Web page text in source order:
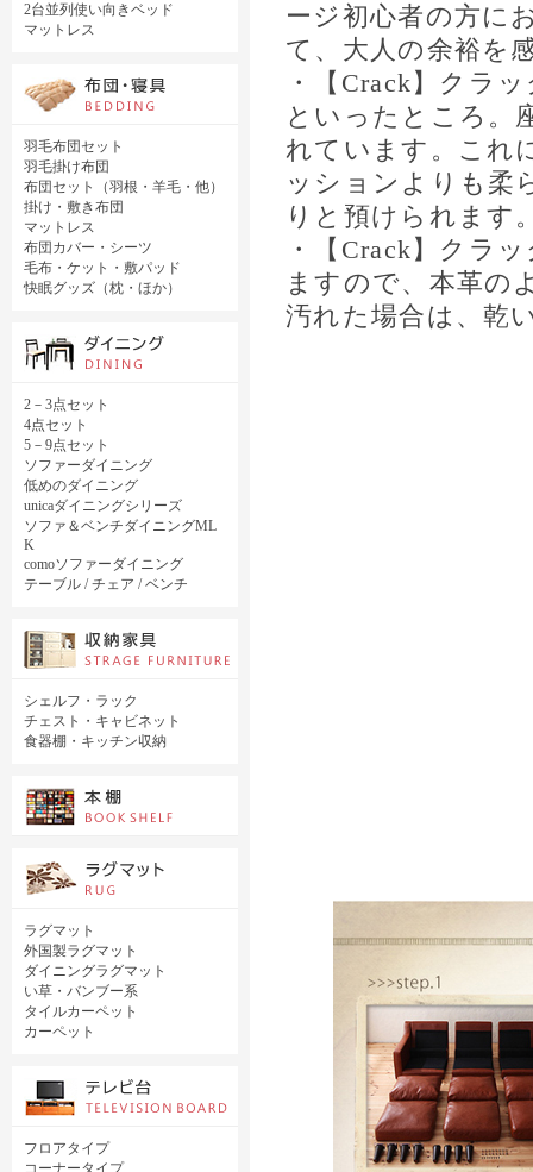
ージ初心者の方に
て、大人の余裕を
・【Crack】クラ
といったところ。
れています。これ
ッションよりも柔
りと預けられます
・【Crack】クラ
ますので、本革の
汚れた場合は、乾
2台並列使い向きベッド
マットレス
羽毛布団セット
羽毛掛け布団
布団セット（羽根・羊毛・他）
掛け・敷き布団
マットレス
布団カバー・シーツ
毛布・ケット・敷パッド
快眠グッズ（枕・ほか）
2－3点セット
4点セット
5－9点セット
ソファーダイニング
低めのダイニング
unicaダイニングシリーズ
ソファ＆ベンチダイニングML
K
comoソファーダイニング
テーブル / チェア / ベンチ
シェルフ・ラック
チェスト・キャビネット
食器棚・キッチン収納
ラグマット
外国製ラグマット
ダイニングラグマット
い草・バンブー系
タイルカーペット
カーペット
フロアタイプ
コーナータイプ